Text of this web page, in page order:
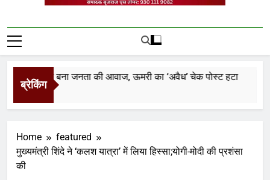
Yug Kranti | Trusted
News Portal
ब्रेकिंग
फिर बना जनता की आवाज, ऊमरी का ‘अवैध’ चेक पोस्ट हटा
Ago
Home
featured
मुख्यमंत्री शिंदे ने ‘कलश यात्रा’ में लिया हिस्सा;योगी-मोदी की प्रशंसा
की